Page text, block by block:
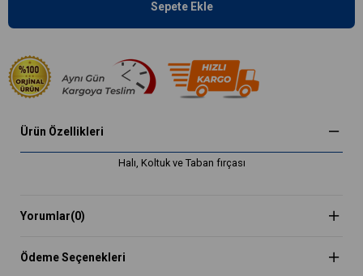
Ürün Özellikleri
Halı, Koltuk ve Taban fırçası
Yorumlar(0)
Ödeme Seçenekleri